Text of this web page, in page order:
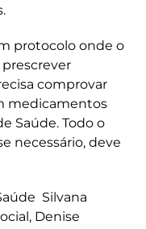
protocolo onde o
comprovar
medicamentos
Saúde. Todo o
necessário, deve
Silvana
Denise